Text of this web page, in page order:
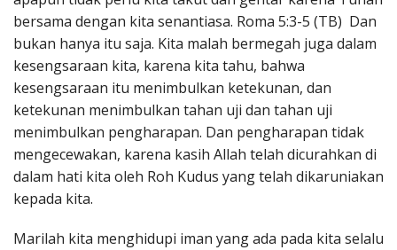
bersama dengan kita senantiasa. Roma 5:3-5 (TB) Dan
bukan hanya itu saja. Kita malah bermegah juga dalam
kesengsaraan kita, karena kita tahu, bahwa
kesengsaraan itu menimbulkan ketekunan, dan
ketekunan menimbulkan tahan uji dan tahan uji
menimbulkan pengharapan. Dan pengharapan tidak
mengecewakan, karena kasih Allah telah dicurahkan di
dalam hati kita oleh Roh Kudus yang telah dikaruniakan
kepada kita.
Marilah kita menghidupi iman yang ada pada kita selalu